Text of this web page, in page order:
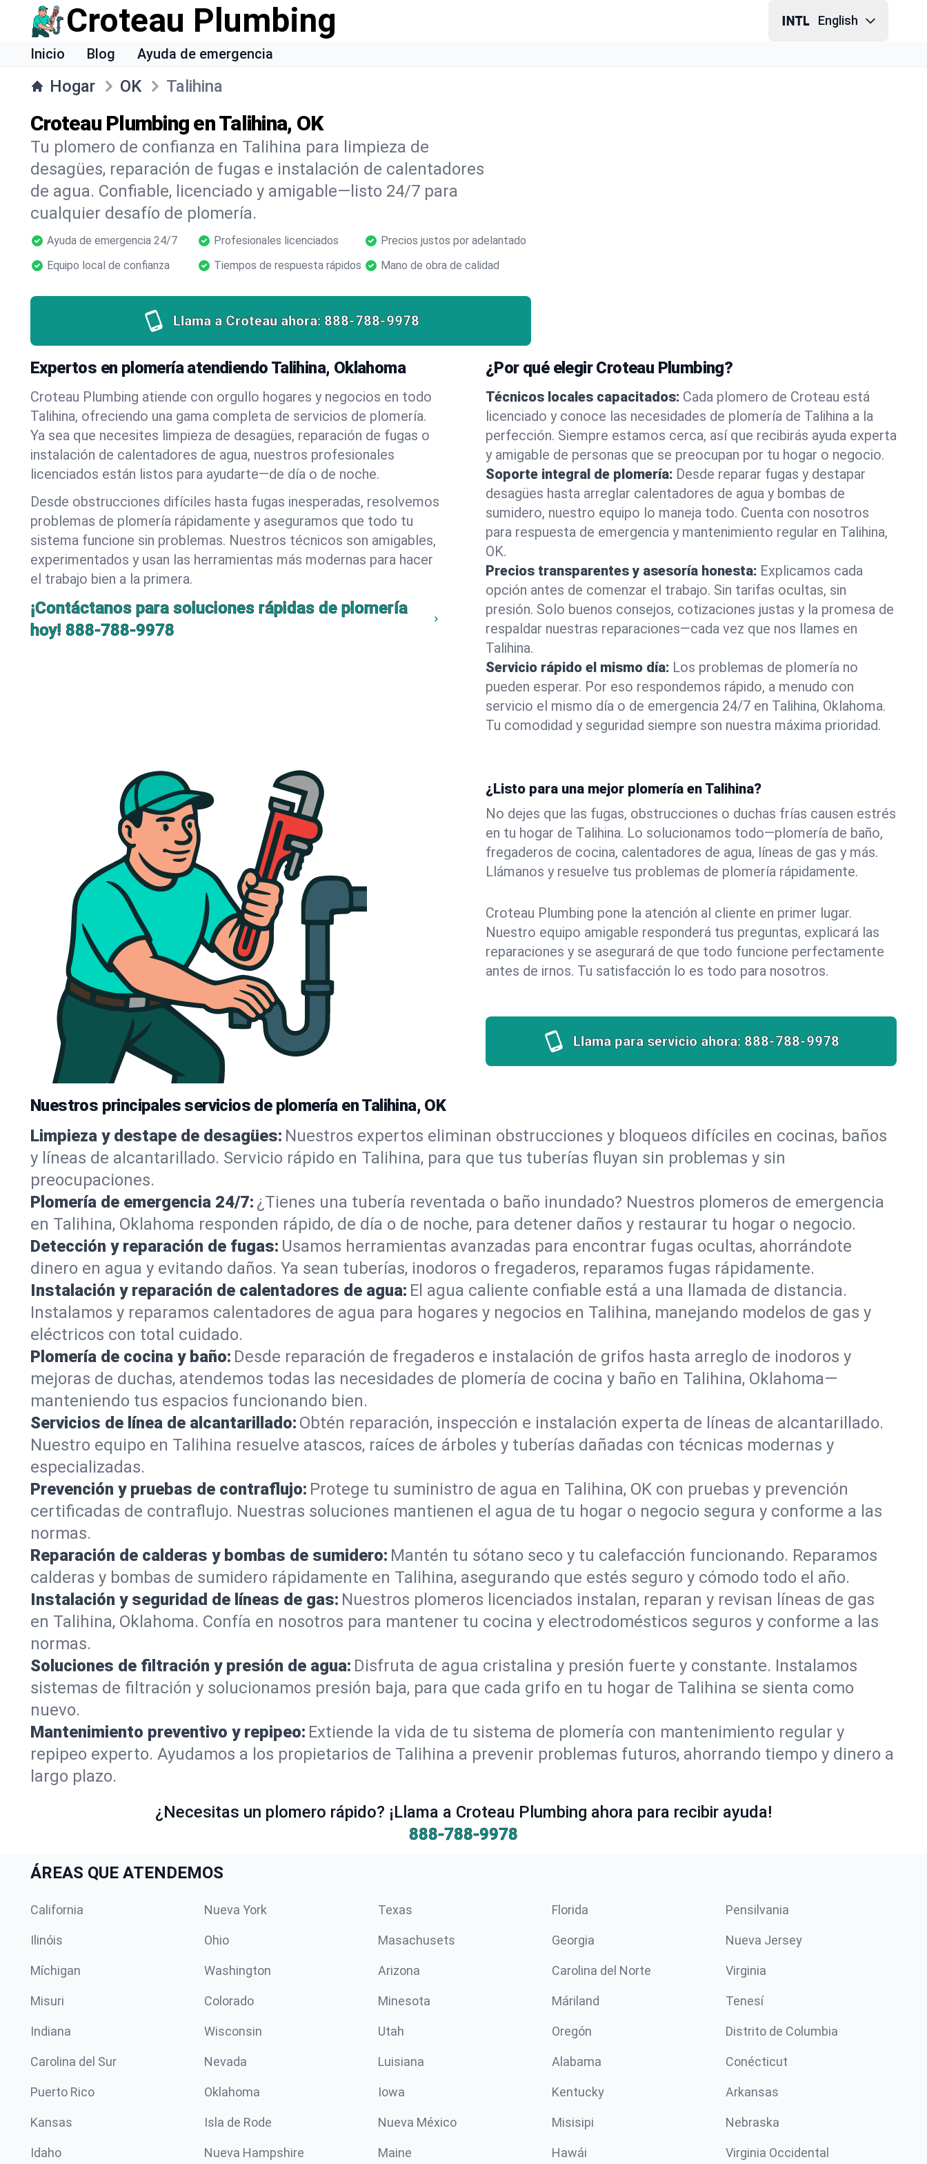
Croteau Plumbing English
Inicio Blog Ayuda de emergencia
Hogar OK Talihina
Croteau Plumbing en Talihina, OK
Tu plomero de confianza en Talihina para limpieza de
desagües, reparación de fugas e instalación de calentadores
de agua. Confiable, licenciado y amigable—listo 24/7 para
cualquier desafío de plomería.
Ayuda de emergencia 24/7 Profesionales licenciados
Precios justos por adelantado
Equipo local de confianza
Tiempos de respuesta rápidos Mano de obra de calidad
Llama a Croteau ahora: 888-788-9978
Expertos en plomería atendiendo Talihina, Oklahoma
Croteau Plumbing atiende con orgullo hogares y negocios en todo
Talihina, ofreciendo una gama completa de servicios de plomería.
Ya sea que necesites limpieza de desagües, reparación de fugas o
instalación de calentadores de agua, nuestros profesionales
licenciados están listos para ayudarte—de día o de noche.
Desde obstrucciones difíciles hasta fugas inesperadas, resolvemos
problemas de plomería rápidamente y aseguramos que todo tu
sistema funcione sin problemas. Nuestros técnicos son amigables,
experimentados y usan las herramientas más modernas para hacer
el trabajo bien a la primera.
¡Contáctanos para soluciones rápidas de plomería
hoy! 888-788-9978
¿Por qué elegir Croteau Plumbing?
Técnicos locales capacitados: Cada plomero de Croteau está
licenciado y conoce las necesidades de plomería de Talihina a la
perfección. Siempre estamos cerca, así que recibirás ayuda experta
y amigable de personas que se preocupan por tu hogar o negocio.
Soporte integral de plomería: Desde reparar fugas y destapar
desagües hasta arreglar calentadores de agua y bombas de
sumidero, nuestro equipo lo maneja todo. Cuenta con nosotros
para respuesta de emergencia y mantenimiento regular en Talihina,
OK.
Precios transparentes y asesoría honesta: Explicamos cada
opción antes de comenzar el trabajo. Sin tarifas ocultas, sin
presión. Solo buenos consejos, cotizaciones justas y la promesa de
respaldar nuestras reparaciones—cada vez que nos llames en
Talihina.
Servicio rápido el mismo día: Los problemas de plomería no
pueden esperar. Por eso respondemos rápido, a menudo con
servicio el mismo día o de emergencia 24/7 en Talihina, Oklahoma.
Tu comodidad y seguridad siempre son nuestra máxima prioridad.
¿Listo para una mejor plomería en Talihina?
No dejes que las fugas, obstrucciones o duchas frías causen estrés
en tu hogar de Talihina. Lo solucionamos todo—plomería de baño,
fregaderos de cocina, calentadores de agua, líneas de gas y más.
Llámanos y resuelve tus problemas de plomería rápidamente.
Croteau Plumbing pone la atención al cliente en primer lugar.
Nuestro equipo amigable responderá tus preguntas, explicará las
reparaciones y se asegurará de que todo funcione perfectamente
antes de irnos. Tu satisfacción lo es todo para nosotros.
Llama para servicio ahora: 888-788-9978
Nuestros principales servicios de plomería en Talihina, OK
Limpieza y destape de desagües: Nuestros expertos eliminan obstrucciones y bloqueos difíciles en cocinas, baños
y líneas de alcantarillado. Servicio rápido en Talihina, para que tus tuberías fluyan sin problemas y sin
preocupaciones.
Plomería de emergencia 24/7: ¿Tienes una tubería reventada o baño inundado? Nuestros plomeros de emergencia
en Talihina, Oklahoma responden rápido, de día o de noche, para detener daños y restaurar tu hogar o negocio.
Detección y reparación de fugas: Usamos herramientas avanzadas para encontrar fugas ocultas, ahorrándote
dinero en agua y evitando daños. Ya sean tuberías, inodoros o fregaderos, reparamos fugas rápidamente.
Instalación y reparación de calentadores de agua: El agua caliente confiable está a una llamada de distancia.
Instalamos y reparamos calentadores de agua para hogares y negocios en Talihina, manejando modelos de gas y
eléctricos con total cuidado.
Plomería de cocina y baño: Desde reparación de fregaderos e instalación de grifos hasta arreglo de inodoros y
mejoras de duchas, atendemos todas las necesidades de plomería de cocina y baño en Talihina, Oklahoma—
manteniendo tus espacios funcionando bien.
Servicios de línea de alcantarillado: Obtén reparación, inspección e instalación experta de líneas de alcantarillado.
Nuestro equipo en Talihina resuelve atascos, raíces de árboles y tuberías dañadas con técnicas modernas y
especializadas.
Prevención y pruebas de contraflujo: Protege tu suministro de agua en Talihina, OK con pruebas y prevención
certificadas de contraflujo. Nuestras soluciones mantienen el agua de tu hogar o negocio segura y conforme a las
normas.
Reparación de calderas y bombas de sumidero: Mantén tu sótano seco y tu calefacción funcionando. Reparamos
calderas y bombas de sumidero rápidamente en Talihina, asegurando que estés seguro y cómodo todo el año.
Instalación y seguridad de líneas de gas: Nuestros plomeros licenciados instalan, reparan y revisan líneas de gas
en Talihina, Oklahoma. Confía en nosotros para mantener tu cocina y electrodomésticos seguros y conforme a las
normas.
Soluciones de filtración y presión de agua: Disfruta de agua cristalina y presión fuerte y constante. Instalamos
sistemas de filtración y solucionamos presión baja, para que cada grifo en tu hogar de Talihina se sienta como
nuevo.
Mantenimiento preventivo y repipeo: Extiende la vida de tu sistema de plomería con mantenimiento regular y
repipeo experto. Ayudamos a los propietarios de Talihina a prevenir problemas futuros, ahorrando tiempo y dinero a
largo plazo.
¿Necesitas un plomero rápido? ¡Llama a Croteau Plumbing ahora para recibir ayuda!
888-788-9978
ÁREAS QUE ATENDEMOS
California Nueva York Texas Florida Pensilvania
Ilinóis Ohio Masachusets Georgia Nueva Jersey
Míchigan Washington Arizona Carolina del Norte Virginia
Misuri Colorado Minesota Máriland Tenesí
Indiana Wisconsin Utah Oregón Distrito de Columbia
Carolina del Sur Nevada Luisiana Alabama Conécticut
Puerto Rico Oklahoma Iowa Kentucky Arkansas
Kansas Isla de Rode Nueva México Misisipi Nebraska
Idaho Nueva Hampshire Maine Hawái Virginia Occidental